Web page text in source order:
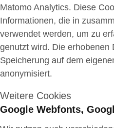
Matomo Analytics. Diese
Informationen, die in
verwendet werden, um zu
genutzt wird. Die erhobenen
Speicherung auf dem
anonymisiert.
Weitere Cookies
Google Webfonts,